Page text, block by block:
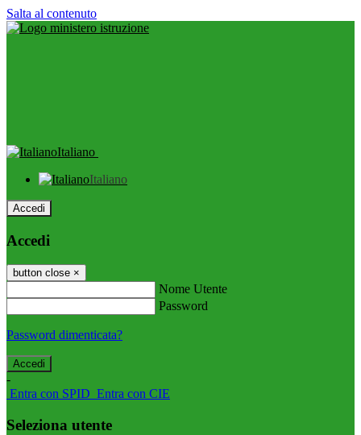
Salta al contenuto
Italiano
Italiano
Accedi
Accedi
button close ×
Nome Utente
Password
Password dimenticata?
-
Entra con SPID Entra con CIE
Seleziona utente